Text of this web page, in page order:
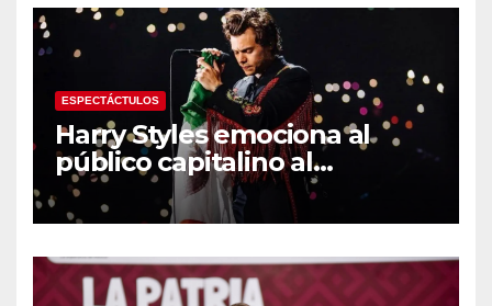
Centroamericanos
ESPECTÁCTULOS
Harry Styles emociona al
público capitalino al
interpretar “Cielito Lindo” en
su tercer concierto en la